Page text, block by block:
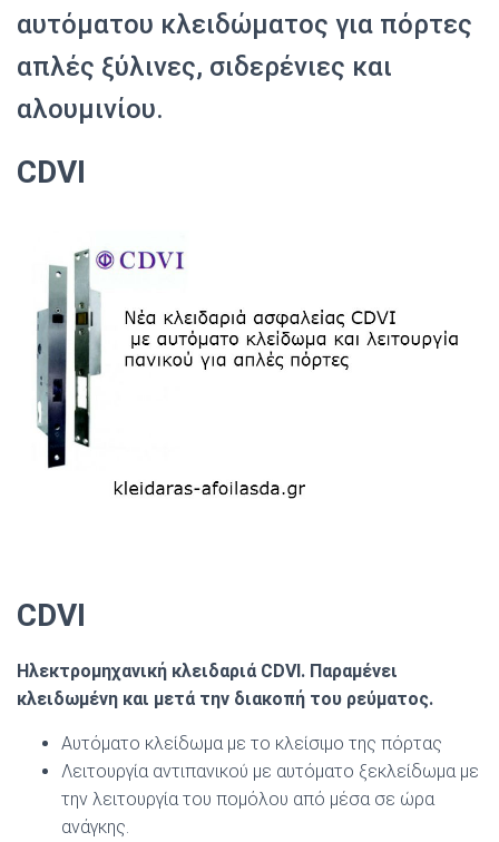
αυτόματου κλειδώματος για πόρτες
απλές ξύλινες, σιδερένιες και
αλουμινίου.
CDVI
CDVI
Ηλεκτρoμηχανική κλειδαριά CDVI. Παραμένει
κλειδωμένη και μετά την διακοπή του ρεύματος.
Αυτόματο κλείδωμα με το κλείσιμο της πόρτας
Λειτουργία αντιπανικού με αυτόματο ξεκλείδωμα με
την λειτουργία του πομόλου από μέσα σε ώρα
ανάγκης.